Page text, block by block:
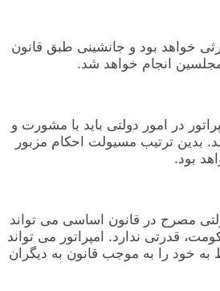
خواهد بود و جانشینی‏ طبق‏ قانون‏
انجام‏ خواهد شد.
در امور دولتی‏ باید با مشورت‏ و
بدین‏ ترتیب‏ مسیولت‏ احکام‏ مزبور
بود.
مصرح‏ در قانون‏ اساسی‏ می‏ تواند
قدرتی‏ ندارد. امپراتور می‏ تواند
به‏ خود را به‏ موجب‏ قانون‏ به‏ دیگران‏